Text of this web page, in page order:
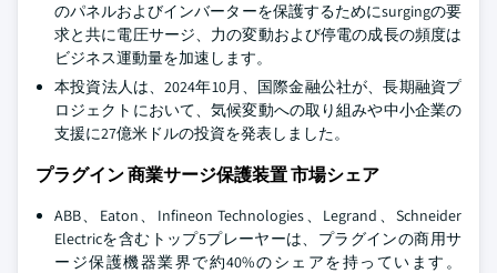
のパネルおよびインバーターを保護するためにsurgingの要
求と共に電圧サージ、力の変動および停電の成長の頻度は
ビジネス運動量を加速します。
本投資法人は、2024年10月、国際金融公社が、長期融資プ
ロジェクトにおいて、気候変動への取り組みや中小企業の
支援に27億米ドルの投資を発表しました。
プラグイン 商業サージ保護装置 市場シェア
ABB、Eaton、Infineon Technologies、Legrand、Schneider
Electricを含むトップ5プレーヤーは、プラグインの商用サ
ージ保護機器業界で約40%のシェアを持っています。